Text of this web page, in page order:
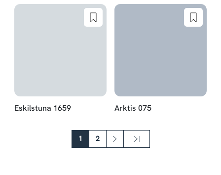
Eskilstuna 1659 Arktis 075
1 2 ››Nästa sida
Sista »Sista sidan